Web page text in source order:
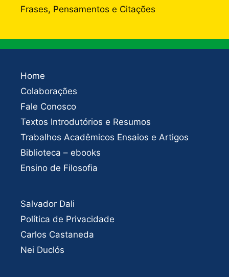
Frases, Pensamentos e Citações
Home
Colaborações
Fale Conosco
Textos Introdutórios e Resumos
Trabalhos Acadêmicos Ensaios e Artigos
Biblioteca – ebooks
Ensino de Filosofia
Salvador Dali
Política de Privacidade
Carlos Castaneda
Nei Duclós